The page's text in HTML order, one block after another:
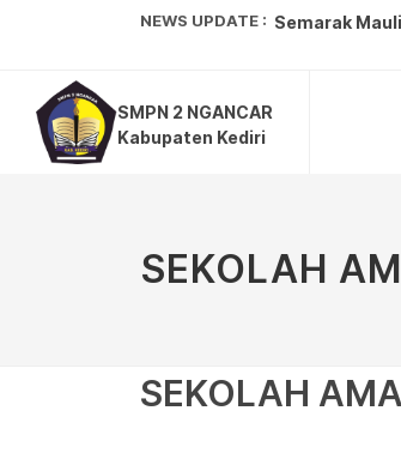
NEWS UPDATE :
Kepala Dinas
Meriahnya
SMPN 2 NGANCAR
Kabupaten Kediri
SEKOLAH
SEKOLAH